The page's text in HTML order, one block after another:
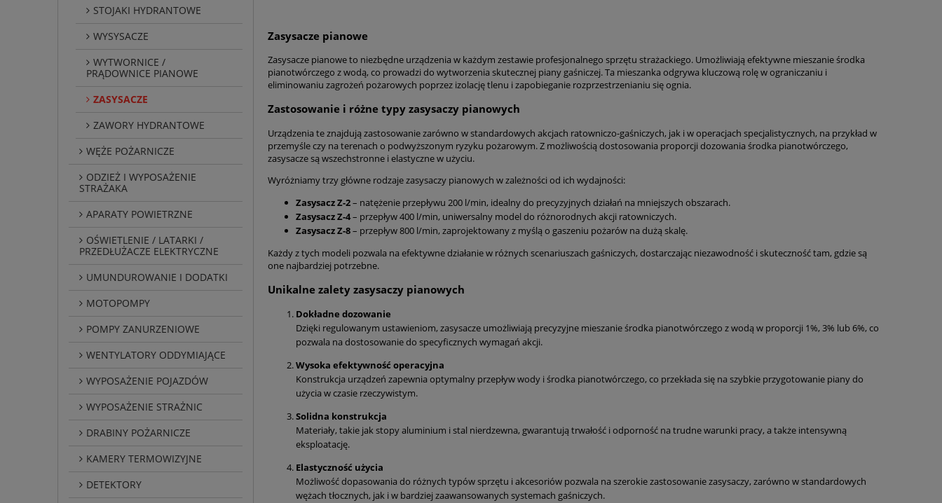
STOJAKI HYDRANTOWE
WYSYSACZE
WYTWORNICE /
PRĄDOWNICE PIANOWE
ZASYSACZE
ZAWORY HYDRANTOWE
WĘŻE POŻARNICZE
ODZIEŻ I WYPOSAŻENIE
STRAŻAKA
APARATY POWIETRZNE
OŚWIETLENIE / LATARKI /
PRZEDŁUŻACZE ELEKTRYCZNE
UMUNDUROWANIE I DODATKI
MOTOPOMPY
POMPY ZANURZENIOWE
WENTYLATORY ODDYMIAJĄCE
WYPOSAŻENIE POJAZDÓW
WYPOSAŻENIE STRAŻNIC
DRABINY POŻARNICZE
KAMERY TERMOWIZYJNE
DETEKTORY
Zasysacze pianowe
Zasysacze pianowe to niezbędne urządzenia w każdym zestawie profesjonalnego sprzętu strażackiego. Umożliwiają efektywne mieszanie środka
pianotwórczego z wodą, co prowadzi do wytworzenia skutecznej piany gaśniczej. Ta mieszanka odgrywa kluczową rolę w ograniczaniu i
eliminowaniu zagrożeń pożarowych poprzez izolację tlenu i zapobieganie rozprzestrzenianiu się ognia.
Zastosowanie i różne typy zasysaczy pianowych
Urządzenia te znajdują zastosowanie zarówno w standardowych akcjach ratowniczo-gaśniczych, jak i w operacjach specjalistycznych, na przykład w
przemyśle czy na terenach o podwyższonym ryzyku pożarowym. Z możliwością dostosowania proporcji dozowania środka pianotwórczego,
zasysacze są wszechstronne i elastyczne w użyciu.
Wyróżniamy trzy główne rodzaje zasysaczy pianowych w zależności od ich wydajności:
Zasysacz Z-2– natężenie przepływu 200 l/min, idealny do precyzyjnych działań na mniejszych obszarach.
Zasysacz Z-4– przepływ 400 l/min, uniwersalny model do różnorodnych akcji ratowniczych.
Zasysacz Z-8– przepływ 800 l/min, zaprojektowany z myślą o gaszeniu pożarów na dużą skalę.
Każdy z tych modeli pozwala na efektywne działanie w różnych scenariuszach gaśniczych, dostarczając niezawodność i skuteczność tam, gdzie są
one najbardziej potrzebne.
Unikalne zalety zasysaczy pianowych
Dokładne dozowanie
Dzięki regulowanym ustawieniom, zasysacze umożliwiają precyzyjne mieszanie środka pianotwórczego z wodą w proporcji 1%, 3% lub 6%, co
pozwala na dostosowanie do specyficznych wymagań akcji.
Wysoka efektywność operacyjna
Konstrukcja urządzeń zapewnia optymalny przepływ wody i środka pianotwórczego, co przekłada się na szybkie przygotowanie piany do
użycia w czasie rzeczywistym.
Solidna konstrukcja
Materiały, takie jak stopy aluminium i stal nierdzewna, gwarantują trwałość i odporność na trudne warunki pracy, a także intensywną
eksploatację.
Elastyczność użycia
Możliwość dopasowania do różnych typów sprzętu i akcesoriów pozwala na szerokie zastosowanie zasysaczy, zarówno w standardowych
wężach tłocznych, jak i w bardziej zaawansowanych systemach gaśniczych.